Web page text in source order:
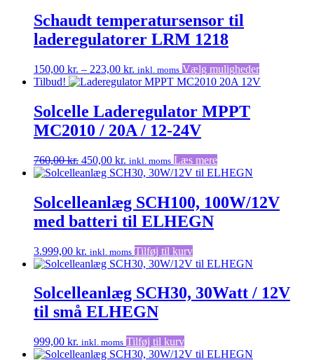
Schaudt temperatursensor til
laderegulatorer LRM 1218
150,00 kr. – 223,00 kr. Prisinterval:
150,00 kr.
223,00 kr.
inkl. moms Vælg mulighederDette
vare
Tilbud!
Solcelle Laderegulator MPPT
MC2010 / 20A / 12-24V
760,00kr. Den
oprindelige
760,00 kr..
450,00 kr. Den
aktuelle
er:
450,00 kr..
inkl. moms Læs mere
Solcelleanlæg SCH100, 100W/12V
med batteri til ELHEGN
3.999,00 kr. inkl. moms Tilføj til kurv
Solcelleanlæg SCH30, 30Watt / 12V
til små ELHEGN
999,00 kr. inkl. moms Tilføj til kurv